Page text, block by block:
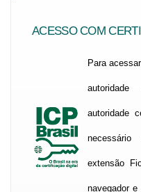
ACESSO COM
Para
autoridade
autoridade
extensão
navegador